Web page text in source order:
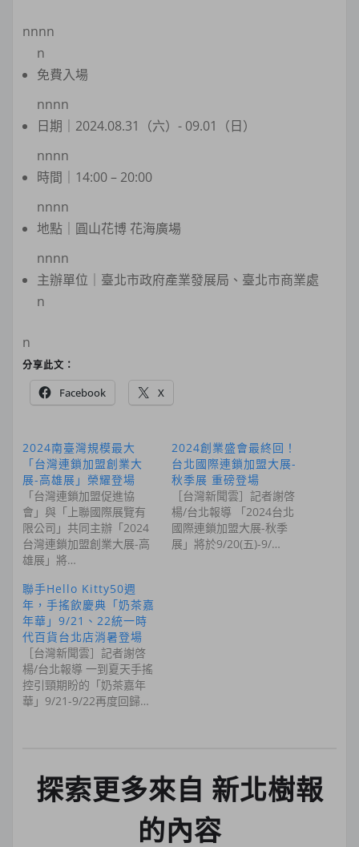
nnnn
n
免費入場
nnnn
日期｜2024.08.31（六）- 09.01（日）
nnnn
時間｜14:00 – 20:00
nnnn
地點｜圓山花博 花海廣場
nnnn
主辦單位｜臺北市政府產業發展局、臺北市商業處
n
n
分享此文：
Facebook X
2024南臺灣規模最大
「台灣連鎖加盟創業大
展-高雄展」榮耀登場
「台灣連鎖加盟促進協
會」與「上聯國際展覽有
限公司」共同主辦「2024
台灣連鎖加盟創業大展-高
雄展」將…
2024創業盛會最終回！
台北國際連鎖加盟大展-
秋季展 重磅登場
［台灣新聞雲］記者謝啓
楊/台北報導 「2024台北
國際連鎖加盟大展-秋季
展」將於9/20(五)-9/…
聯手Hello Kitty50週
年，手搖飲慶典「奶茶嘉
年華」9/21、22統一時
代百貨台北店消暑登場
［台灣新聞雲］記者謝啓
楊/台北報導 一到夏天手搖
控引頸期盼的「奶茶嘉年
華」9/21-9/22再度回歸…
探索更多來自 新北樹報
的內容